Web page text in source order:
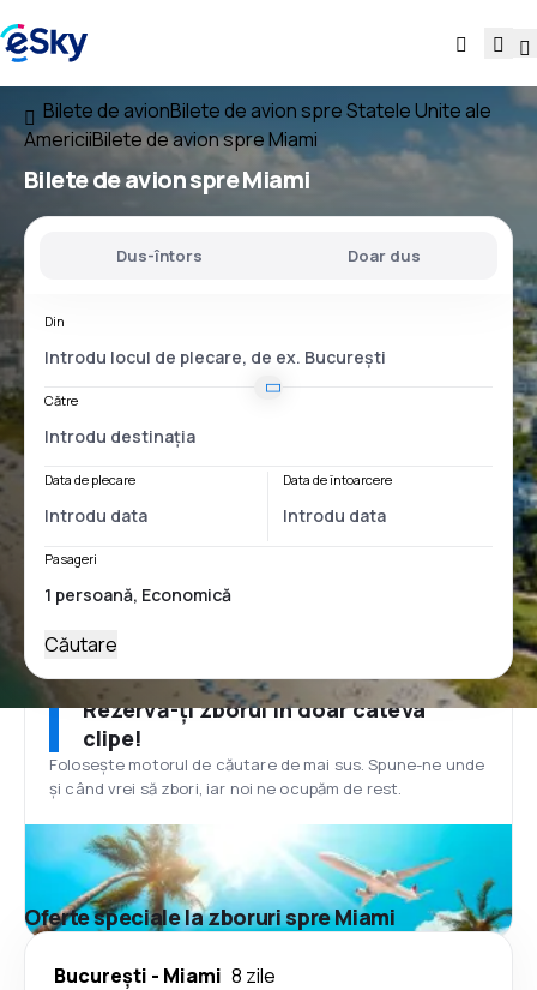
Bilete de avionBilete de avion spre Statele Unite ale
AmericiiBilete de avion spre Miami
Bilete de avion spre Miami
Dus-întors Doar dus
Din
Către
Data de plecare Data de întoarcere
Pasageri
Căutare
Rezervă-ți zborul în doar câteva
clipe!
Folosește motorul de căutare de mai sus. Spune-ne unde
și când vrei să zbori, iar noi ne ocupăm de rest.
Oferte speciale la zboruri spre Miami
București - Miami 8 zile